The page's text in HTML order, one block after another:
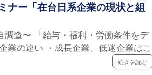
ナー「在台日系企業の現状と組
調查〜 「給与・福利・労働条件をデ
業の違い ・成長企業、低迷企業はこ
続きを読む